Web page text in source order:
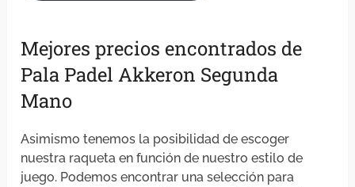
Mejores precios encontrados de
Pala Padel Akkeron Segunda
Mano
Asimismo tenemos la posibilidad de escoger
nuestra raqueta en función de nuestro estilo de
juego. Podemos encontrar una selección para